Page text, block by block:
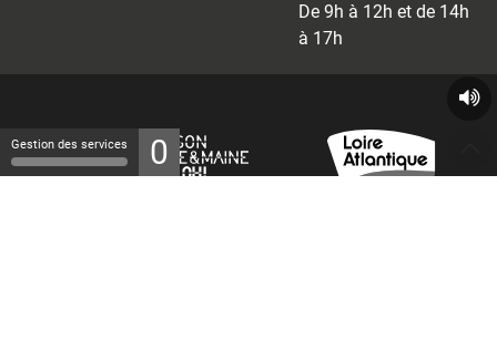
De 9h à 12h et de 14h
à 17h
Gestion des services 0